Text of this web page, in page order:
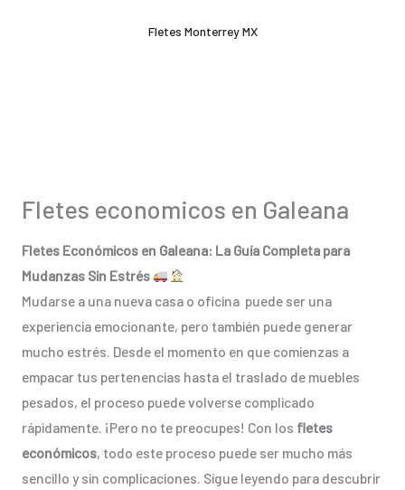
Fletes Monterrey MX
Fletes economicos en Galeana
Fletes Económicos en Galeana: La Guía Completa para
Mudanzas Sin Estrés
Mudarse a una nueva casa o oficina puede ser una
experiencia emocionante, pero también puede generar
mucho estrés. Desde el momento en que comienzas a
empacar tus pertenencias hasta el traslado de muebles
pesados, el proceso puede volverse complicado
rápidamente. ¡Pero no te preocupes! Con los fletes
económicos, todo este proceso puede ser mucho más
sencillo y sin complicaciones. Sigue leyendo para descubrir